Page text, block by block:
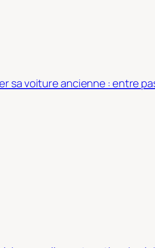
sa voiture ancienne : entre